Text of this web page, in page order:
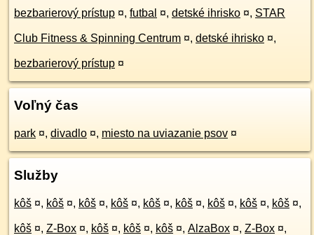
bezbarierový prístup ¤, futbal ¤, detské ihrisko ¤, STAR
Club Fitness & Spinning Centrum ¤, detské ihrisko ¤,
bezbarierový prístup ¤
Voľný čas
park ¤, divadlo ¤, miesto na uviazanie psov ¤
Služby
kôš ¤, kôš ¤, kôš ¤, kôš ¤, kôš ¤, kôš ¤, kôš ¤, kôš ¤, kôš ¤,
kôš ¤, Z-Box ¤, kôš ¤, kôš ¤, kôš ¤, AlzaBox ¤, Z-Box ¤,